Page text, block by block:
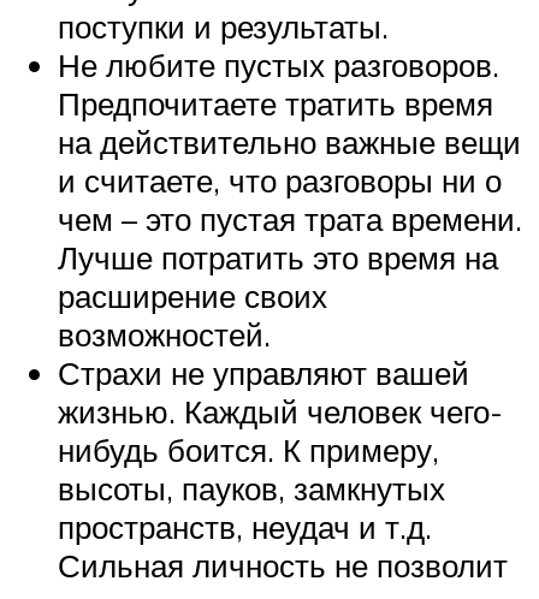
поступки и результаты.
Не любите пустых разговоров.
Предпочитаете тратить время
на действительно важные вещи
и считаете, что разговоры ни о
чем – это пустая трата времени.
Лучше потратить это время на
расширение своих
возможностей.
Страхи не управляют вашей
жизнью. Каждый человек чего-
нибудь боится. К примеру,
высоты, пауков, замкнутых
пространств, неудач и т.д.
Сильная личность не позволит